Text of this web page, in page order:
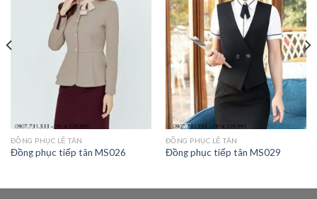
ĐỒNG PHỤC LỄ TÂN
Đồng phục tiếp tân MS026
ĐỒNG PHỤC LỄ TÂN
Đồng phục tiếp tân MS029